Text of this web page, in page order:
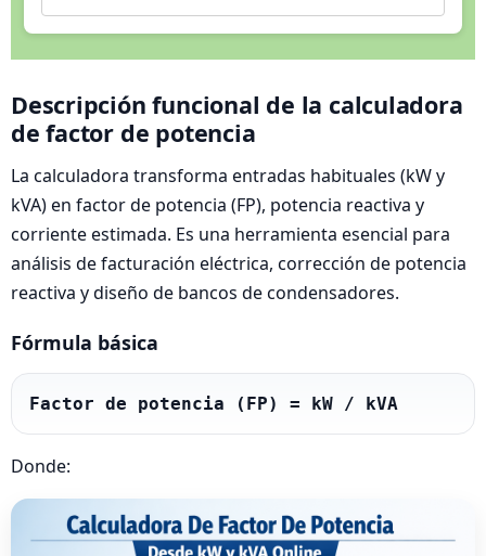
Descripción funcional de la calculadora
de factor de potencia
La calculadora transforma entradas habituales (kW y
kVA) en factor de potencia (FP), potencia reactiva y
corriente estimada. Es una herramienta esencial para
análisis de facturación eléctrica, corrección de potencia
reactiva y diseño de bancos de condensadores.
Fórmula básica
Factor de potencia (FP) = kW / kVA
Donde: